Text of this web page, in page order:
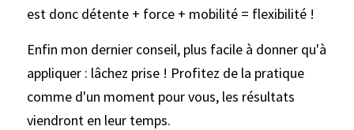
est donc détente + force + mobilité = flexibilité !
Enfin mon dernier conseil, plus facile à donner qu'à
appliquer : lâchez prise ! Profitez de la pratique
comme d'un moment pour vous, les résultats
viendront en leur temps.